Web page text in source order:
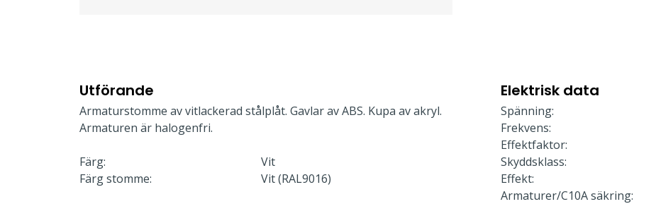
Utförande
Armaturstomme av vitlackerad stålplåt. Gavlar av ABS. Kupa av akryl.
Armaturen är halogenfri.
Färg:
Vit
Färg stomme:
Vit (RAL9016)
Elektrisk data
Spänning:
Frekvens:
Effektfaktor:
Skyddsklass:
Effekt:
Armaturer/C10A säkring: